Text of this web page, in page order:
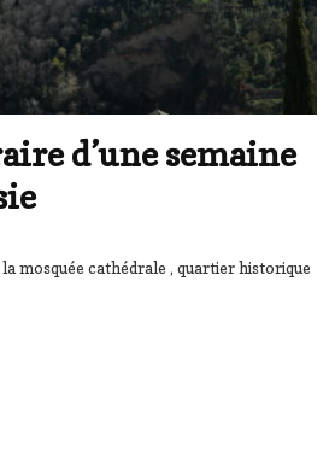
d’une semaine
la mosquée cathédrale , quartier historique